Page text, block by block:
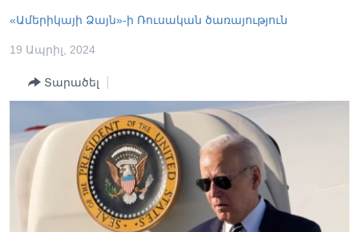
բովանդակություն
«ԱՄԵՐԻԿԱՅԻ ՁԱՅՆ»-Ի ԿԱՆՈՆԱԴՐՈՒԹՅՈՒՆ
ԿԱՊ ՄԵԶ ՀԵՏ
ՈՒԿՐԱԻՆԱԿԱՆ ՊԱՏԵՐԱԶՄ
Learning English
ՀԵՏԵՒԵՔ ՄԵԶ
«Ամերիկայի Ձայն»-ի Ռուսական ծառայություն
19 Ապրիլ, 2024
Տարածել